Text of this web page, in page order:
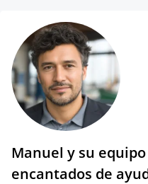
Manuel y su
encantados de